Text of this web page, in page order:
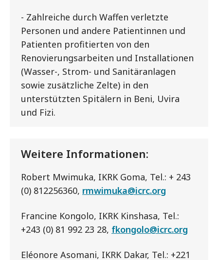
- Zahlreiche durch Waffen verletzte
Personen und andere Patientinnen und
Patienten profitierten von den
Renovierungsarbeiten und Installationen
(Wasser-, Strom- und Sanitäranlagen
sowie zusätzliche Zelte) in den
unterstützten Spitälern in Beni, Uvira
und Fizi.
Weitere Informationen:
Robert Mwimuka, IKRK Goma, Tel.: + 243
(0) 812256360, rmwimuka@icrc.org
Francine Kongolo, IKRK Kinshasa, Tel.:
+243 (0) 81 992 23 28, fkongolo@icrc.org
Eléonore Asomani, IKRK Dakar, Tel.: +221